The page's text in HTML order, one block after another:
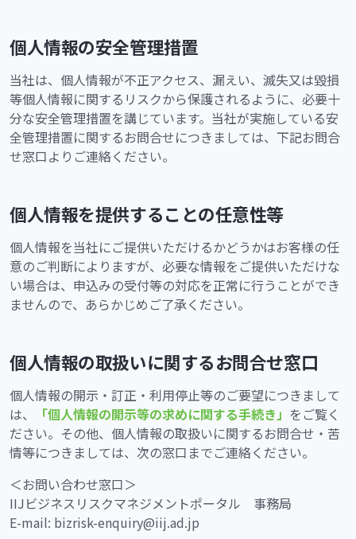
個人情報の安全管理措置
当社は、個人情報が不正アクセス、漏えい、滅失又は毀損
等個人情報に関するリスクから保護されるように、必要十
分な安全管理措置を講じています。当社が実施している安
全管理措置に関するお問合せにつきましては、下記お問合
せ窓口よりご連絡ください。
個人情報を提供することの任意性等
個人情報を当社にご提供いただけるかどうかはお客様の任
意のご判断によりますが、必要な情報をご提供いただけな
い場合は、申込みの受付等の対応を正常に行うことができ
ませんので、あらかじめご了承ください。
個人情報の取扱いに関するお問合せ窓口
個人情報の開示・訂正・利用停止等のご要望につきまして
は、
「個人情報の開示等の求めに関する手続き」 をご覧く
ださい。その他、個人情報の取扱いに関するお問合せ・苦
情等につきましては、次の窓口までご連絡ください。
＜お問い合わせ窓口＞
IIJビジネスリスクマネジメントポータル 事務局
E-mail: bizrisk-enquiry@iij.ad.jp